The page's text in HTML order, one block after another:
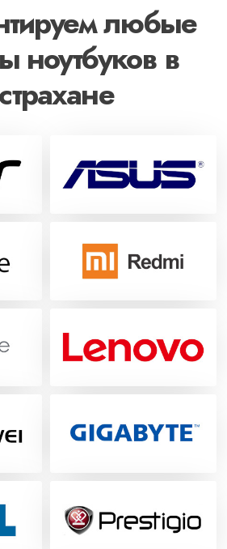
любые
ноутбуков в